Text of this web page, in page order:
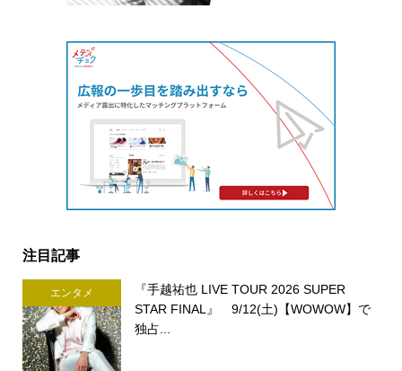
注目記事
エンタメ
『手越祐也 LIVE TOUR 2026 SUPER
STAR FINAL』 9/12(土)【WOWOW】で
独占...